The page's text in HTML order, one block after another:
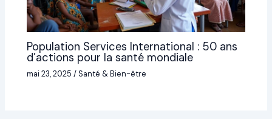
Population Services International : 50 ans
d’actions pour la santé mondiale
mai 23, 2025/Santé & Bien-être